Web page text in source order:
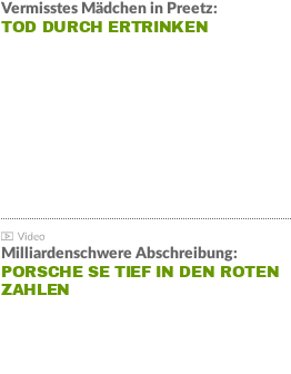
Vermisstes Mädchen in Preetz:
TOD DURCH ERTRINKEN
Milliardenschwere Abschreibung:
PORSCHE SE TIEF IN DEN ROTEN
ZAHLEN